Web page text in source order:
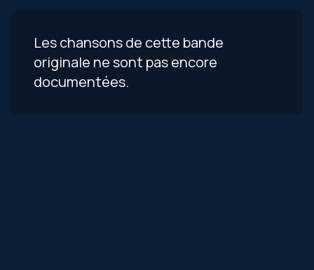
Les chansons de cette bande
originale ne sont pas encore
documentées.